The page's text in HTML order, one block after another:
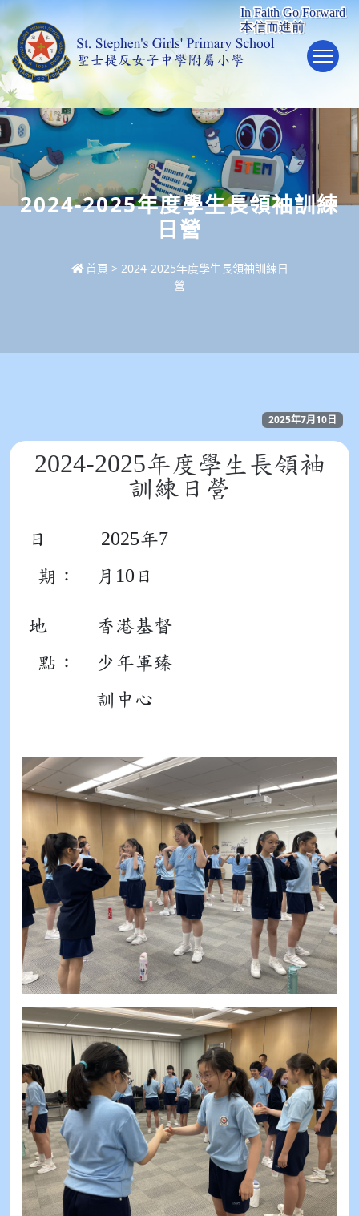
2024-2025年度學生長領袖訓練
日營
首頁 > 2024-2025年度學生長領袖訓練日
營
2025年7月10日
2024-2025年度學生長領袖
訓練日營
日
期：
2025年7
月 10 日
地
點：
香港基督
少年軍臻
訓中心